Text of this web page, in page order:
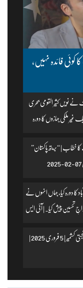
فائدہ نہیں،
نویں کثیر القومی بحری
ملکی جہازوں کا دورہ
خطاب | “بریتھ پاکستان”
دورہ کیا، جہاں انہوں نے
تحسین پیش کیا۔ | آئی ایس
کشمیر ایک زخم | یومِ یکجہتی کشمیر | 5 فروری 2025 |